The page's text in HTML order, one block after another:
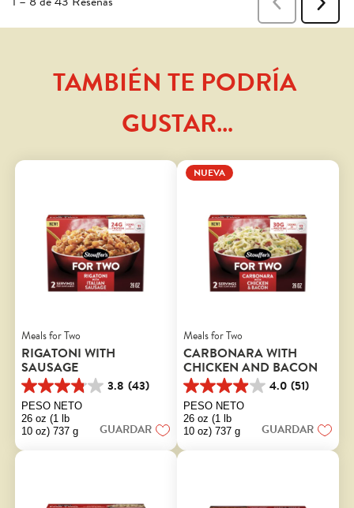
TAMBIÉN TE PODRÍA
GUSTAR…
Meals for Two
RIGATONI WITH
SAUSAGE
3.8 (43)
3.8
de
5
estrellas.
reseñas
PESO NETO
26 oz (1 lb
10 oz) 737 g
GUARDAR
NUEVA
Meals for Two
CARBONARA WITH
CHICKEN AND BACON
4.0 (51)
4.0
de
5
estrellas.
reseñas
PESO NETO
26 oz (1 lb
10 oz) 737 g
GUARDAR